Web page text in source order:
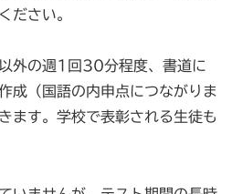
ださい。
外の週1回30分程度、書道に
成（国語の内申点につながりま
ます。学校で表彰される生徒も